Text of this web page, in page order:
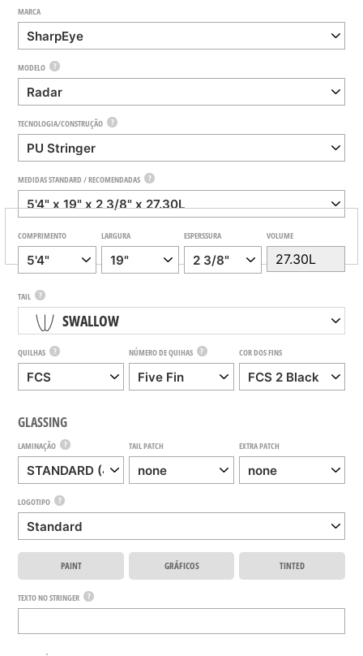
MARCA
MODELO ?
TECNOLOGIA/CONSTRUÇÃO ?
MEDIDAS STANDARD / RECOMENDADAS ?
COMPRIMENTO LARGURA ESPERSSURA VOLUME
TAIL ?
SWALLOW
QUILHAS ? NÚMERO DE QUIHAS ? COR DOS FINS
GLASSING
LAMINAÇÃO ? TAIL PATCH EXTRA PATCH
LOGOTIPO ?
PAINT GRÁFICOS TINTED
TEXTO NO STRINGER ?